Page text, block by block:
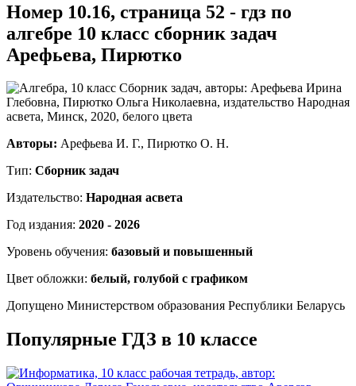
Номер 10.16, страница 52 - гдз по
алгебре 10 класс сборник задач
Арефьева, Пирютко
Авторы: Арефьева И. Г., Пирютко О. Н.
Тип: Сборник задач
Издательство: Народная асвета
Год издания: 2020 - 2026
Уровень обучения: базовый и повышенный
Цвет обложки: белый, голубой с графиком
Допущено Министерством образования Республики Беларусь
Популярные ГДЗ в 10 классе